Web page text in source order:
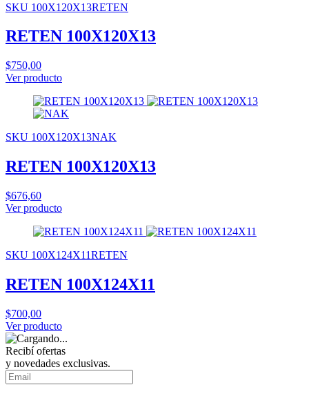
SKU 100X120X13RETEN
RETEN 100X120X13
$750,00
Ver producto
SKU 100X120X13NAK
RETEN 100X120X13
$676,60
Ver producto
SKU 100X124X11RETEN
RETEN 100X124X11
$700,00
Ver producto
Recibí ofertas
y novedades exclusivas.